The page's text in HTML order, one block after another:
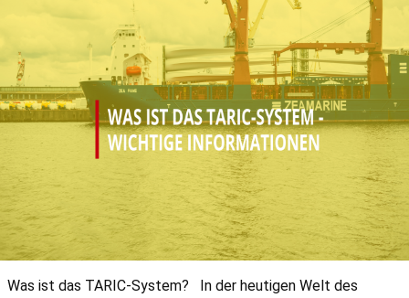
Was ist das TARIC-System? In der heutigen Welt des